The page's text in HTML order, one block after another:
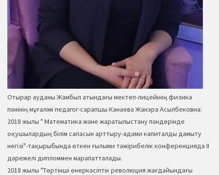
Отырар ауданы Жамбыл атындағы мектеп-лицейінің физика
пәнінің мұғалімі педагог-сарапшы Канаева Жанэра Асылбековна:
2018 жылы " Математика және жаратылыстану пәндерінде
оқушылардың білім сапасын арттыру-адами капиталды дамыту
негізі"-тақырыбында өткен ғылыми тәжірибелік конференцияда ІІ
дәрежелі дипломмен марапатталады.
2018 жылы "Төртінші өнеркәсіптік революция жағдайындағы